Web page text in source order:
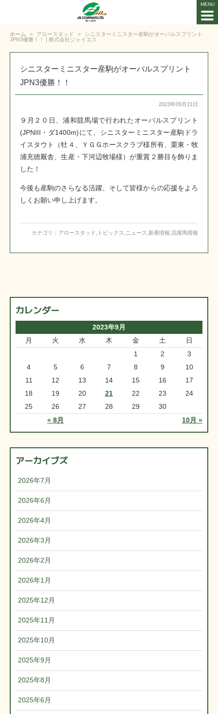
ホーム アロースタッド
シニスターミニスター産駒がオーバルスプリント
JPN3優勝！！ | 株式会社ジェイエス
シニスターミニスター産駒がオーバルスプリント
JPN3優勝！！
2023年09月21日
９月２０日、浦和競馬場で行われたオーバルスプリント
(JPNIII・ダ1400m)にて、シニスターミニスター産駒ドラ
イスタウト（牡４、ＹＧＧホースクラブ様所有、栗東・牧
浦充徳厩舎、生産・下河辺牧場様）が重賞２勝目を飾りま
した！
今後も産駒のさらなる活躍、そして皆様からの応援をよろ
しくお願い申し上げます。
カテゴリ： アロースタッド トピックス ニュース 新着情報 活躍馬情報
カレンダー
2023年9月
月
火 水 木 金 土 日
« 8月 10月 »
1 2
3
4
5 6 7 8 9
10
11
12 13 14 15 16
17
18
19 20 21 22 23
24
25
26 27 28 29 30
アーカイブズ
2026年7月
2026年6月
2026年4月
2026年3月
2026年2月
2026年1月
2025年12月
2025年11月
2025年10月
2025年9月
2025年8月
2025年6月